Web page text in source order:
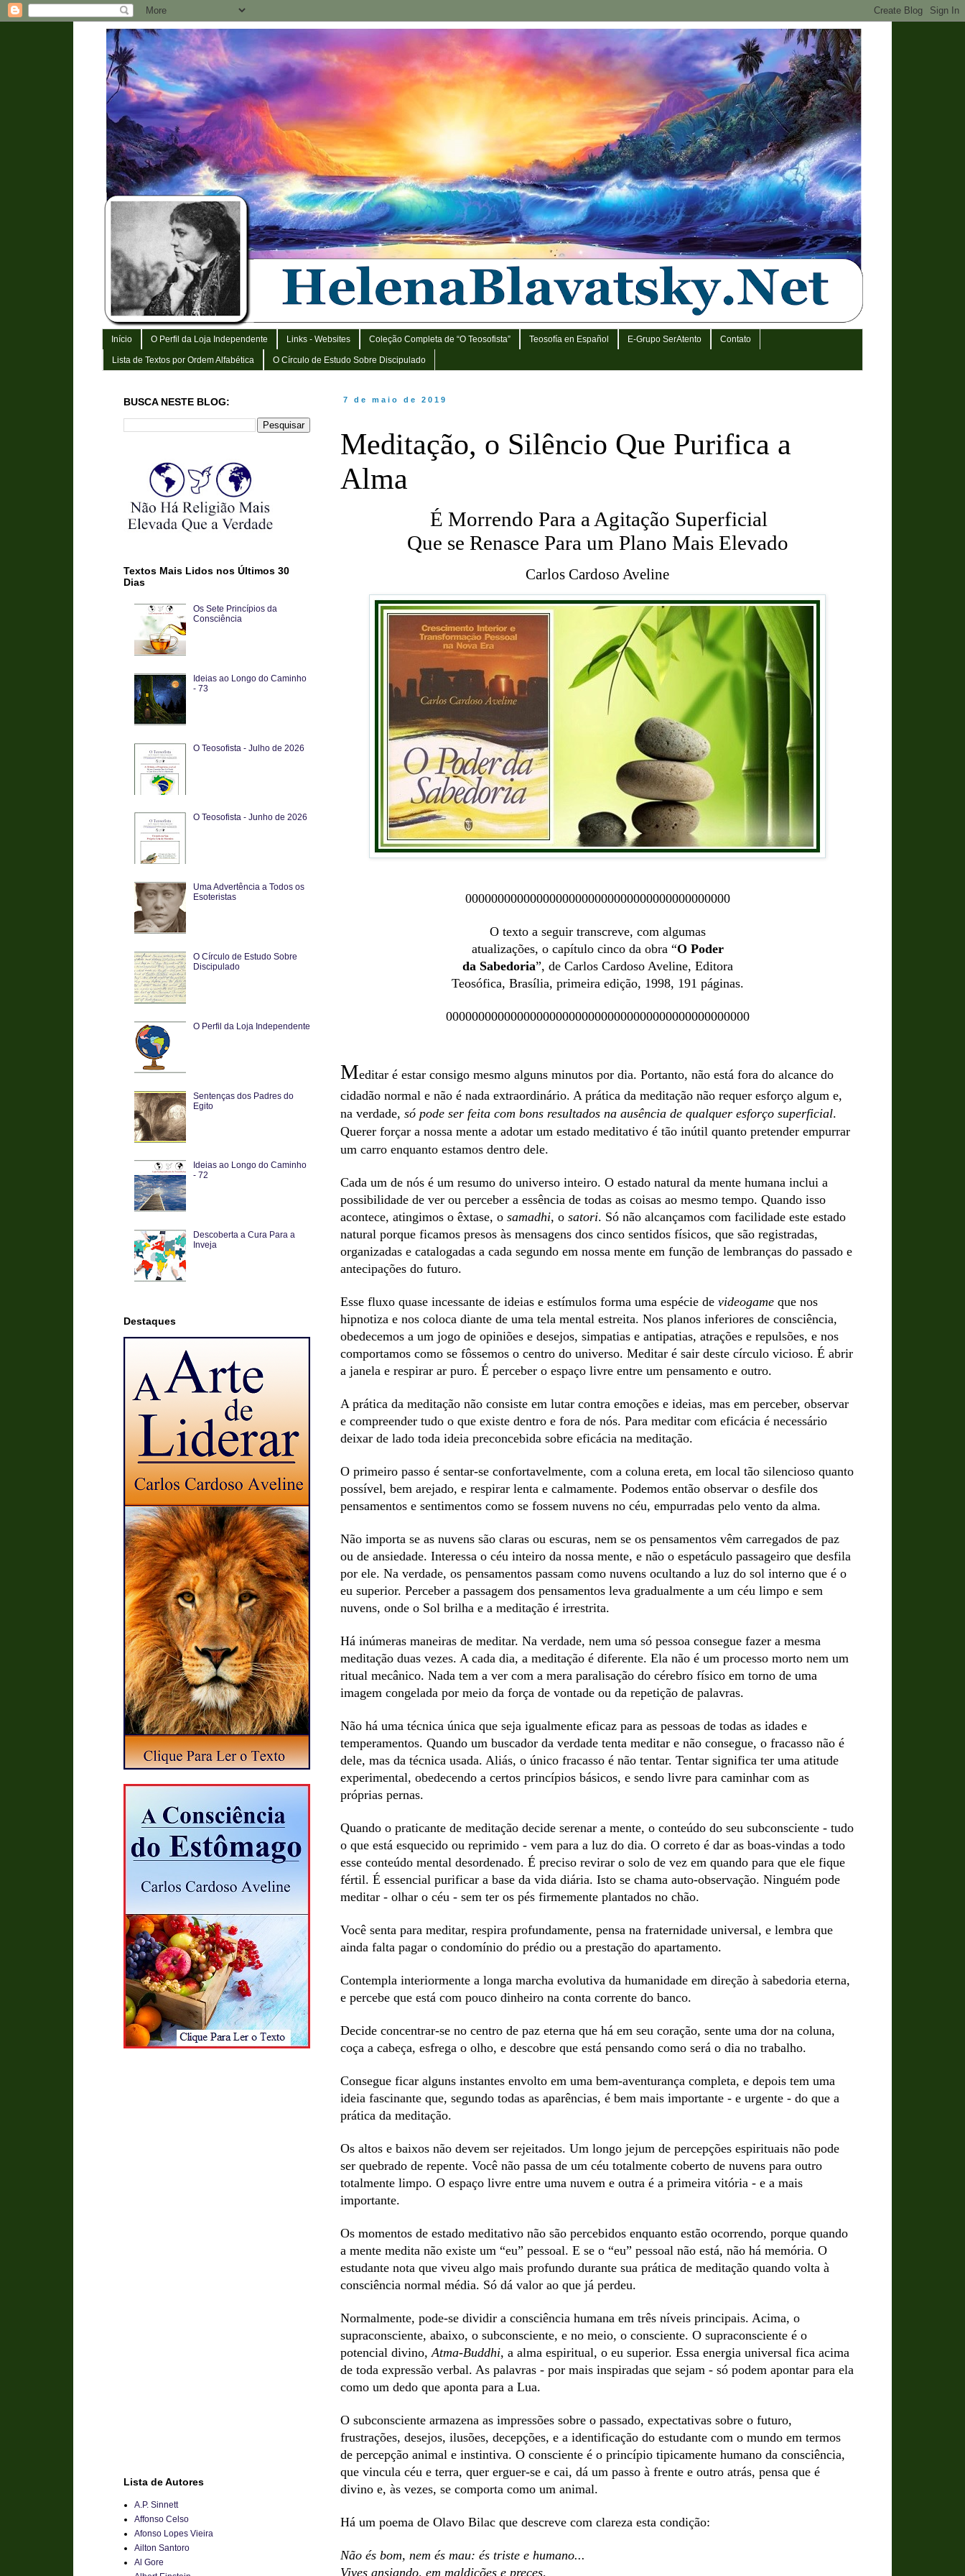
Início O Perfil da Loja Independente Links - Websites Coleção Completa de “O Teosofista” Teosofía en Español E-Grupo SerAtento Contato
Lista de Textos por Ordem Alfabética O Círculo de Estudo Sobre Discipulado
7 de maio de 2019
Meditação, o Silêncio Que Purifica a
Alma
É Morrendo Para a Agitação Superficial
Que se Renasce Para um Plano Mais Elevado
Carlos Cardoso Aveline
00000000000000000000000000000000000000000
O texto a seguir transcreve, com algumas
atualizações, o capítulo cinco da obra “O Poder
da Sabedoria”, de Carlos Cardoso Aveline, Editora
Teosófica, Brasília, primeira edição, 1998, 191 páginas.
00000000000000000000000000000000000000000000000
Meditar é estar consigo mesmo alguns minutos por dia. Portanto, não está fora do alcance do
cidadão normal e não é nada extraordinário. A prática da meditação não requer esforço algum e,
na verdade, só pode ser feita com bons resultados na ausência de qualquer esforço superficial.
Querer forçar a nossa mente a adotar um estado meditativo é tão inútil quanto pretender empurrar
um carro enquanto estamos dentro dele.
Cada um de nós é um resumo do universo inteiro. O estado natural da mente humana inclui a
possibilidade de ver ou perceber a essência de todas as coisas ao mesmo tempo. Quando isso
acontece, atingimos o êxtase, o samadhi, o satori. Só não alcançamos com facilidade este estado
natural porque ficamos presos às mensagens dos cinco sentidos físicos, que são registradas,
organizadas e catalogadas a cada segundo em nossa mente em função de lembranças do passado e
antecipações do futuro.
Esse fluxo quase incessante de ideias e estímulos forma uma espécie de videogame que nos
hipnotiza e nos coloca diante de uma tela mental estreita. Nos planos inferiores de consciência,
obedecemos a um jogo de opiniões e desejos, simpatias e antipatias, atrações e repulsões, e nos
comportamos como se fôssemos o centro do universo. Meditar é sair deste círculo vicioso. É abrir
a janela e respirar ar puro. É perceber o espaço livre entre um pensamento e outro.
A prática da meditação não consiste em lutar contra emoções e ideias, mas em perceber, observar
e compreender tudo o que existe dentro e fora de nós. Para meditar com eficácia é necessário
deixar de lado toda ideia preconcebida sobre eficácia na meditação.
O primeiro passo é sentar-se confortavelmente, com a coluna ereta, em local tão silencioso quanto
possível, bem arejado, e respirar lenta e calmamente. Podemos então observar o desfile dos
pensamentos e sentimentos como se fossem nuvens no céu, empurradas pelo vento da alma.
Não importa se as nuvens são claras ou escuras, nem se os pensamentos vêm carregados de paz
ou de ansiedade. Interessa o céu inteiro da nossa mente, e não o espetáculo passageiro que desfila
por ele. Na verdade, os pensamentos passam como nuvens ocultando a luz do sol interno que é o
eu superior. Perceber a passagem dos pensamentos leva gradualmente a um céu limpo e sem
nuvens, onde o Sol brilha e a meditação é irrestrita.
Há inúmeras maneiras de meditar. Na verdade, nem uma só pessoa consegue fazer a mesma
meditação duas vezes. A cada dia, a meditação é diferente. Ela não é um processo morto nem um
ritual mecânico. Nada tem a ver com a mera paralisação do cérebro físico em torno de uma
imagem congelada por meio da força de vontade ou da repetição de palavras.
Não há uma técnica única que seja igualmente eficaz para as pessoas de todas as idades e
temperamentos. Quando um buscador da verdade tenta meditar e não consegue, o fracasso não é
dele, mas da técnica usada. Aliás, o único fracasso é não tentar. Tentar significa ter uma atitude
experimental, obedecendo a certos princípios básicos, e sendo livre para caminhar com as
próprias pernas.
Quando o praticante de meditação decide serenar a mente, o conteúdo do seu subconsciente - tudo
o que está esquecido ou reprimido - vem para a luz do dia. O correto é dar as boas-vindas a todo
esse conteúdo mental desordenado. É preciso revirar o solo de vez em quando para que ele fique
fértil. É essencial purificar a base da vida diária. Isto se chama auto-observação. Ninguém pode
meditar - olhar o céu - sem ter os pés firmemente plantados no chão.
Você senta para meditar, respira profundamente, pensa na fraternidade universal, e lembra que
ainda falta pagar o condomínio do prédio ou a prestação do apartamento.
Contempla interiormente a longa marcha evolutiva da humanidade em direção à sabedoria eterna,
e percebe que está com pouco dinheiro na conta corrente do banco.
Decide concentrar-se no centro de paz eterna que há em seu coração, sente uma dor na coluna,
coça a cabeça, esfrega o olho, e descobre que está pensando como será o dia no trabalho.
Consegue ficar alguns instantes envolto em uma bem-aventurança completa, e depois tem uma
ideia fascinante que, segundo todas as aparências, é bem mais importante - e urgente - do que a
prática da meditação.
Os altos e baixos não devem ser rejeitados. Um longo jejum de percepções espirituais não pode
ser quebrado de repente. Você não passa de um céu totalmente coberto de nuvens para outro
totalmente limpo. O espaço livre entre uma nuvem e outra é a primeira vitória - e a mais
importante.
Os momentos de estado meditativo não são percebidos enquanto estão ocorrendo, porque quando
a mente medita não existe um “eu” pessoal. E se o “eu” pessoal não está, não há memória. O
estudante nota que viveu algo mais profundo durante sua prática de meditação quando volta à
consciência normal média. Só dá valor ao que já perdeu.
Normalmente, pode-se dividir a consciência humana em três níveis principais. Acima, o
supraconsciente, abaixo, o subconsciente, e no meio, o consciente. O supraconsciente é o
potencial divino,Atma-Buddhi, a alma espiritual, o eu superior. Essa energia universal fica acima
de toda expressão verbal. As palavras - por mais inspiradas que sejam - só podem apontar para ela
como um dedo que aponta para a Lua.
O subconsciente armazena as impressões sobre o passado, expectativas sobre o futuro,
frustrações, desejos, ilusões, decepções, e a identificação do estudante com o mundo em termos
de percepção animal e instintiva. O consciente é o princípio tipicamente humano da consciência,
que vincula céu e terra, quer erguer-se e cai, dá um passo à frente e outro atrás, pensa que é
divino e, às vezes, se comporta como um animal.
Há um poema de Olavo Bilac que descreve com clareza esta condição:
Não és bom, nem és mau: és triste e humano...
Vives ansiando, em maldições e preces,
BUSCA NESTE BLOG:
Textos Mais Lidos nos Últimos 30
Dias
Os Sete Princípios da
Consciência
Ideias ao Longo do Caminho
- 73
O Teosofista - Julho de 2026
O Teosofista - Junho de 2026
Uma Advertência a Todos os
Esoteristas
O Círculo de Estudo Sobre
Discipulado
O Perfil da Loja Independente
Sentenças dos Padres do
Egito
Ideias ao Longo do Caminho
- 72
Descoberta a Cura Para a
Inveja
Destaques
Lista de Autores
A.P. Sinnett
Affonso Celso
Afonso Lopes Vieira
Ailton Santoro
Al Gore